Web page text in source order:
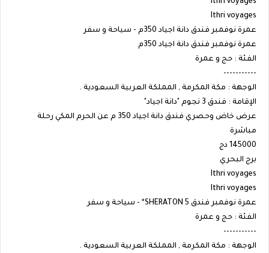
Ithri voyages
Ithri voyages
عمرة نوفمبر فندق دانة اجياد 350م - سياحة و سفر
عمرة نوفمبر فندق دانة اجياد 350م
الفئة : حج و عمرة
-----------
الوجهة : مكة المكرمة , المملكة العربية السعودية .
الإقامة : فندق 3 نجوم "دانة اجياد"
عرض خاض وحصري فندق دانة اجياد 350 م عن الحرم المكي رحلة
مباشرة
145000 دج
برج البحري
Ithri voyages
Ithri voyages
عمرة نوفمبر فندق SHERATON 5* - سياحة و سفر
الفئة : حج و عمرة
-----------
الوجهة : مكة المكرمة , المملكة العربية السعودية .